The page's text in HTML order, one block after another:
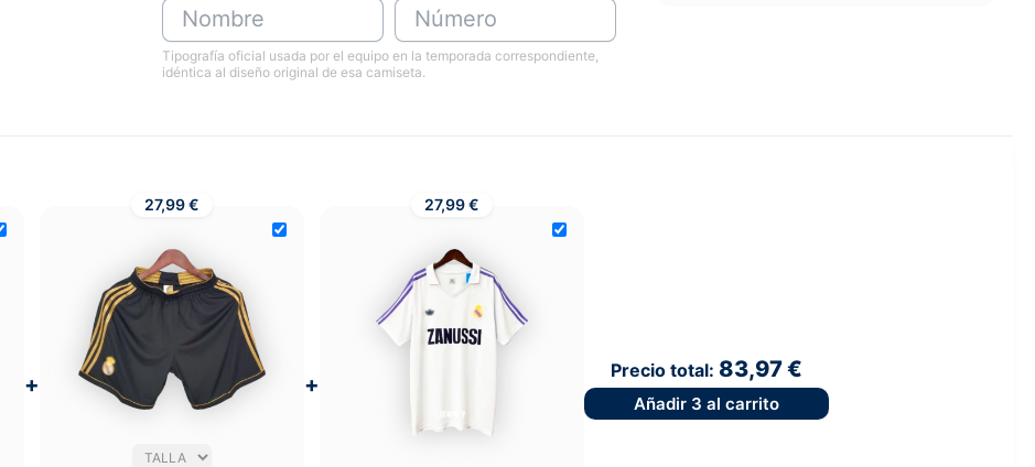
Nombre Número
Tipografía oficial usada por el equipo en la temporada correspondiente,
idéntica al diseño original de esa camiseta.
+
27,99 €
+
27,99 €
Precio total: 83,97 €
Añadir 3 al carrito